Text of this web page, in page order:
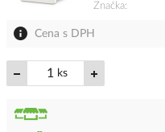
Značka
Cena s DPH
ks